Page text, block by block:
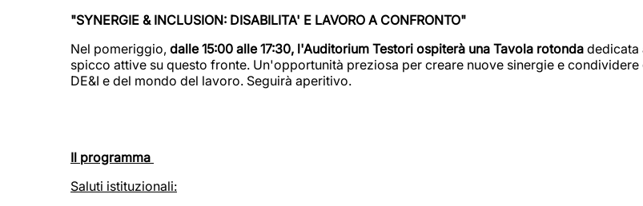
"SYNERGIE & INCLUSION: DISABILITA' E LAVORO A CONFRONTO"
Nel pomeriggio, dalle 15:00 alle 17:30, l'Auditorium Testori ospiterà una Tavola rotonda dedicata
spicco attive su questo fronte. Un'opportunità preziosa per creare nuove sinergie e condividere
DE&I e del mondo del lavoro. Seguirà aperitivo.
Il programma
Saluti istituzionali: